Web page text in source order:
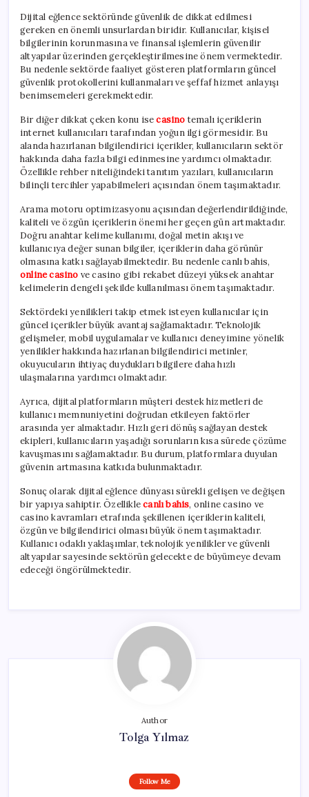
Dijital eğlence sektöründe güvenlik de dikkat edilmesi
gereken en önemli unsurlardan biridir. Kullanıcılar, kişisel
bilgilerinin korunmasına ve finansal işlemlerin güvenilir
altyapılar üzerinden gerçekleştirilmesine önem vermektedir.
Bu nedenle sektörde faaliyet gösteren platformların güncel
güvenlik protokollerini kullanmaları ve şeffaf hizmet anlayışı
benimsemeleri gerekmektedir.
Bir diğer dikkat çeken konu isecasinotemalı içeriklerin
internet kullanıcıları tarafından yoğun ilgi görmesidir. Bu
alanda hazırlanan bilgilendirici içerikler, kullanıcıların sektör
hakkında daha fazla bilgi edinmesine yardımcı olmaktadır.
Özellikle rehber niteliğindeki tanıtım yazıları, kullanıcıların
bilinçli tercihler yapabilmeleri açısından önem taşımaktadır.
Arama motoru optimizasyonu açısından değerlendirildiğinde,
kaliteli ve özgün içeriklerin önemi her geçen gün artmaktadır.
Doğru anahtar kelime kullanımı, doğal metin akışı ve
kullanıcıya değer sunan bilgiler, içeriklerin daha görünür
olmasına katkı sağlayabilmektedir. Bu nedenle canlı bahis,
online casino ve casino gibi rekabet düzeyi yüksek anahtar
kelimelerin dengeli şekilde kullanılması önem taşımaktadır.
Sektördeki yenilikleri takip etmek isteyen kullanıcılar için
güncel içerikler büyük avantaj sağlamaktadır. Teknolojik
gelişmeler, mobil uygulamalar ve kullanıcı deneyimine yönelik
yenilikler hakkında hazırlanan bilgilendirici metinler,
okuyucuların ihtiyaç duydukları bilgilere daha hızlı
ulaşmalarına yardımcı olmaktadır.
Ayrıca, dijital platformların müşteri destek hizmetleri de
kullanıcı memnuniyetini doğrudan etkileyen faktörler
arasında yer almaktadır. Hızlı geri dönüş sağlayan destek
ekipleri, kullanıcıların yaşadığı sorunların kısa sürede çözüme
kavuşmasını sağlamaktadır. Bu durum, platformlara duyulan
güvenin artmasına katkıda bulunmaktadır.
Sonuç olarak dijital eğlence dünyası sürekli gelişen ve değişen
bir yapıya sahiptir. Özelliklecanlı bahis, online casino ve
casino kavramları etrafında şekillenen içeriklerin kaliteli,
özgün ve bilgilendirici olması büyük önem taşımaktadır.
Kullanıcı odaklı yaklaşımlar, teknolojik yenilikler ve güvenli
altyapılar sayesinde sektörün gelecekte de büyümeye devam
edeceği öngörülmektedir.
Author
Tolga Yılmaz
Follow Me